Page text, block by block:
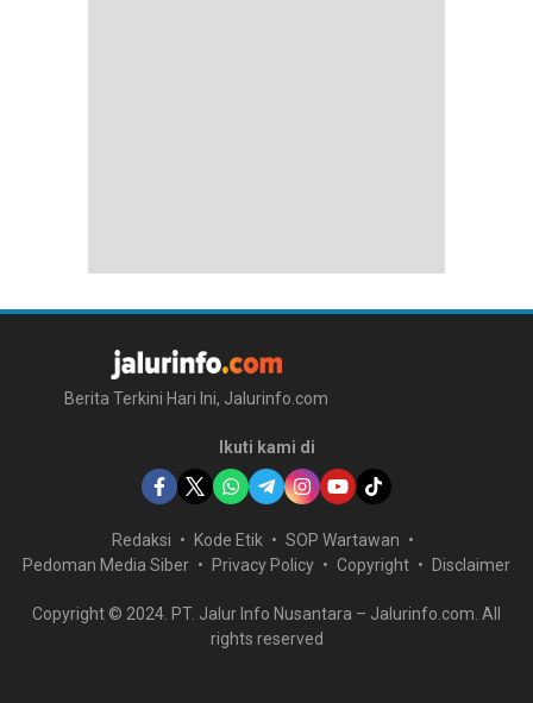
Berita Terkini Hari Ini, Jalurinfo.com
Ikuti kami di
Redaksi Kode Etik
SOP Wartawan
Pedoman Media Siber
Privacy Policy Copyright Disclaimer
Copyright © 2024. PT. Jalur Info Nusantara – Jalurinfo.com. All
rights reserved